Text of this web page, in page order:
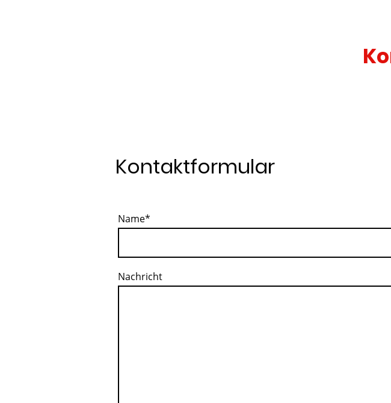
Name*
Nachricht
Kontaktformular